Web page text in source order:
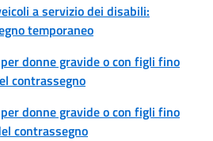
a servizio dei disabili:
temporaneo
donne gravide o con figli fino
contrassegno
donne gravide o con figli fino
contrassegno